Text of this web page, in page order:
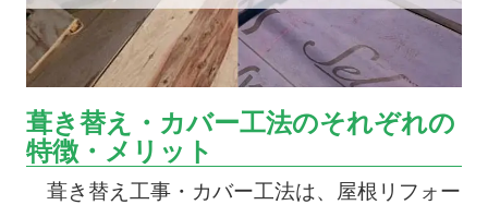
葺き替え・カバー工法のそれぞれの
特徴・メリット
葺き替え工事・カバー工法は、屋根リフォー